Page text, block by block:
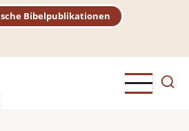
Bibelpublikationen